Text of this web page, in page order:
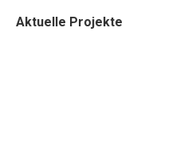
Aktuelle Projekte